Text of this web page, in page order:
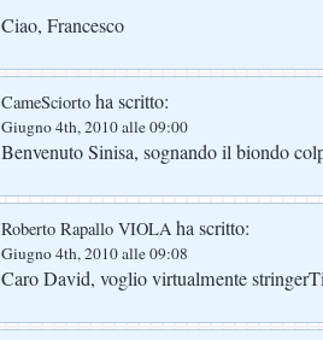
Ciao, Francesco
CameSciorto ha scritto:
Giugno 4th, 2010 alle 09:00
Benvenuto Sinisa, sognando il biondo
Roberto Rapallo VIOLA ha scritto:
Giugno 4th, 2010 alle 09:08
Caro David, voglio virtualmente